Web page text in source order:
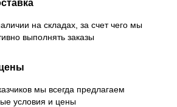
на складах, за счет чего мы
выполнять заказы
мы всегда предлагаем
условия и цены